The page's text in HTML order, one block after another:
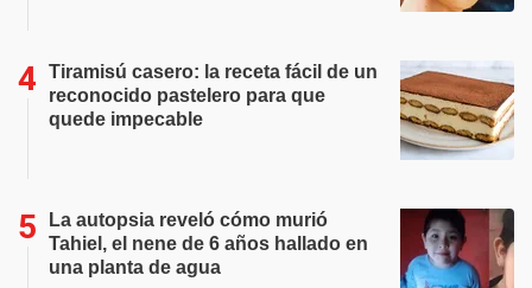
Tiramisú casero: la receta fácil de un
reconocido pastelero para que
quede impecable
La autopsia reveló cómo murió
Tahiel, el nene de 6 años hallado en
una planta de agua